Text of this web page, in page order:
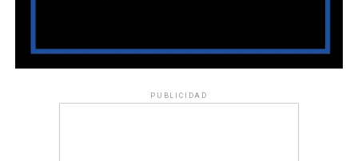
PUBLICIDAD